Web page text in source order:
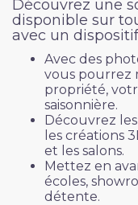
Découvrez une
disponible sur
avec un
Avec des
vous pourrez
propriété,
saisonnière.
Découvrez les
les créations
et les salons.
Mettez en
écoles,
détente.